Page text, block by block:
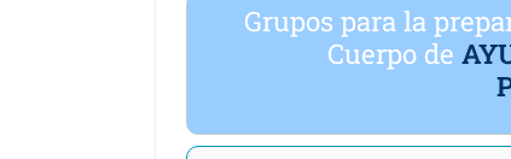
Grupos para la
Cuerpo de